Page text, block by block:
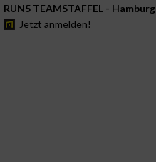
RUN5 TEAMSTAFFEL - Hamburg
Jetzt anmelden!